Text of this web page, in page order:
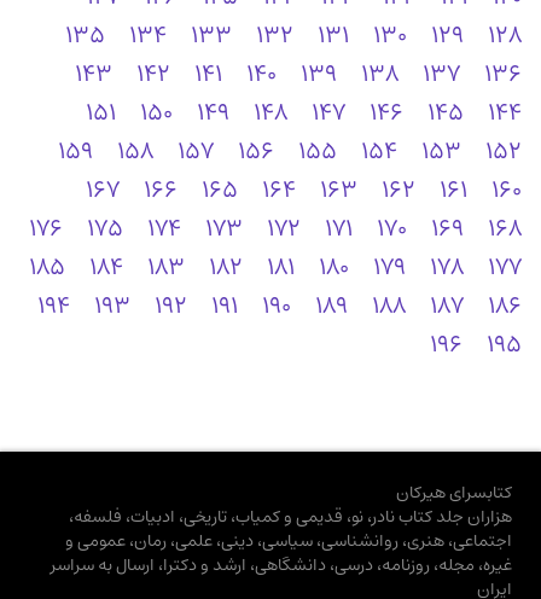
128
129
130
131
132
133
134
135
136
137
138
139
140
141
142
143
144
145
146
147
148
149
150
151
152
153
154
155
156
157
158
159
160
161
162
163
164
165
166
167
168
169
170
171
172
173
174
175
176
177
178
179
180
181
182
183
184
185
186
187
188
189
190
191
192
193
194
195
196
کتابسرای هیرکان
هزاران جلد کتاب نادر، نو، قدیمی و کمیاب، تاریخی، ادبیات، فلسفه،
اجتماعی، هنری، روانشناسی، سیاسی، دینی، علمی، رمان، عمومی و
غیره، مجله، روزنامه، درسی، دانشگاهی، ارشد و دکترا، ارسال به سراسر
ایران